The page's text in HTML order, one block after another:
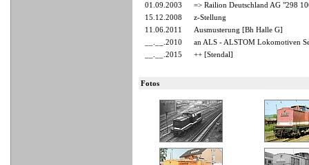
01.09.2003
=> Railion Deutschland AG "298
15.12.2008
z-Stellung
11.06.2011
Ausmusterung [Bh Halle G]
__.__.2010
an ALS - ALSTOM Lokomotiven
__.__.2015
++ [Stendal]
Fotos